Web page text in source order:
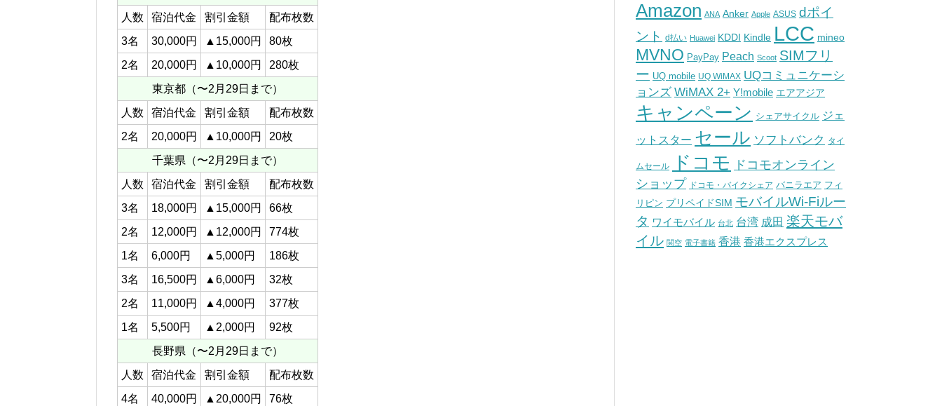
人数
宿泊代金 割引金額
配布枚数
3名
30,000円 ▲15,000円
80枚
2名
20,000円 ▲10,000円
280枚
東京都（〜2月29日まで）
人数
宿泊代金 割引金額
配布枚数
2名
20,000円 ▲10,000円
20枚
千葉県（〜2月29日まで）
人数
宿泊代金 割引金額
配布枚数
3名
18,000円 ▲15,000円
66枚
2名
12,000円 ▲12,000円
774枚
1名
6,000円 ▲5,000円
186枚
3名
16,500円 ▲6,000円
32枚
2名
11,000円 ▲4,000円
377枚
1名
5,500円 ▲2,000円
92枚
長野県（〜2月29日まで）
人数
宿泊代金 割引金額
配布枚数
4名
40,000円 ▲20,000円
76枚
Amazon ANA Anker Apple ASUS dポイ
ント
d払い Huawei KDDI Kindle LCC mineo
MVNO PayPay Peach Scoot SIMフリ
ー UQ mobile UQ WiMAX UQコミュニケーシ
ョンズ WiMAX 2+ Y!mobile エアアジア
キャンペーン シェアサイクル ジェ
ットスター セール ソフトバンク タイ
ムセール ドコモ
ドコモオンライン
ショップ ドコモ・バイクシェア バニラエア フィ
リピン プリペイドSIM モバイルWi-Fiルー
タ ワイモバイル 台北 台湾 成田 楽天モバ
イル 関空 電子書籍 香港 香港エクスプレス